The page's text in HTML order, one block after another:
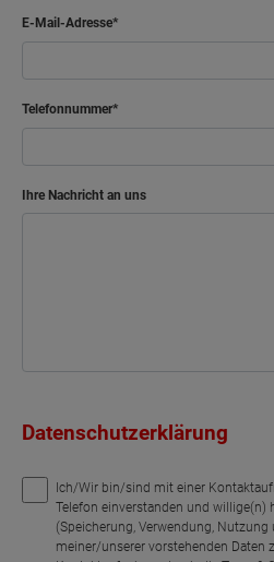
E-Mail-Adresse
Telefonnummer
Ihre Nachricht an uns
Datenschutzerklärung
Ich/Wir bin/sind mit einer
Telefon einverstanden und willige(n)
(Speicherung, Verwendung,
meiner/unserer vorstehenden Daten